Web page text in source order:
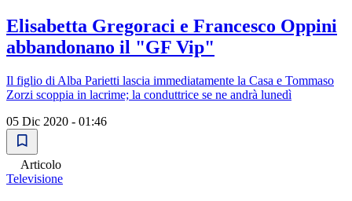
Elisabetta Gregoraci e Francesco Oppini
abbandonano il "GF Vip"
Il figlio di Alba Parietti lascia immediatamente la Casa e Tommaso
Zorzi scoppia in lacrime; la conduttrice se ne andrà lunedì
05 Dic 2020 - 01:46
Articolo
Televisione